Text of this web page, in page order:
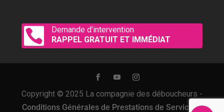

Demande d’intervention
RAPPEL GRATUIT ET IMMÉDIAT
Copyright © 2025 La compagnie des déboucheurs -
Conditions Générales de Prestations de Services-